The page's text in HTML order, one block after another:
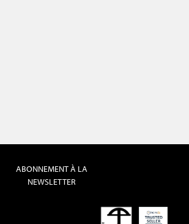
ABONNEMENT À LA
NEWSLETTER